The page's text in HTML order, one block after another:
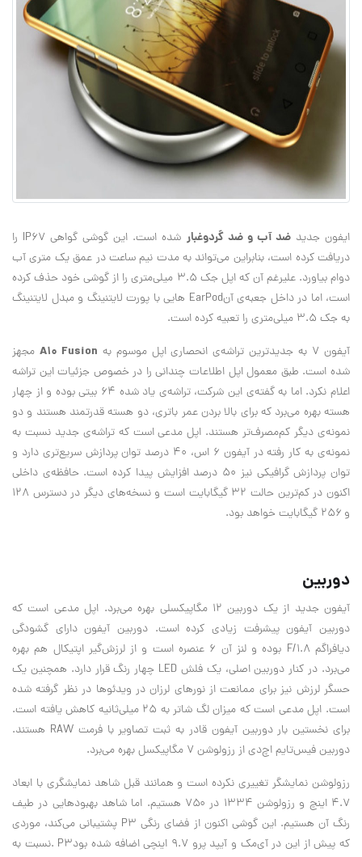
ایفون جدیدضد آب و ضد گردوغبار شده است. این گوشی گواهیIP67 را
دریافت کرده است، بنابراین می‌تواند به مدت نیم ساعت در عمق یک متری آب
دوام بیاورد. علیرغم آن که اپل جک ۳.۵ میلی‌متری را از گوشی خود حذف کرده
است، اما در داخل جعبه‌ی آنEarPod هایی با پورت لایتنینگ و مبدل لایتنینگ
به جک ۳.۵ میلی‌متری را تعبیه کرده است
.
آیفون 7 به جدیدترین تراشه‌ی انحصاری اپل موسوم به
A10 Fusion مجهز
شده است. طبق معمول اپل اطلاعات چندانی را در خصوص جزئیات این تراشه
اعلام نکرد. اما به گفته‌ی این شرکت، تراشه‌ی یاد شده ۶۴ بیتی بوده و از چهار
هسته بهره می‌برد که برای بالا بردن عمر باتری، دو هسته قدرتمند هستند و دو
نمونه‌ی دیگر کم‌مصرف‌تر هستند. اپل مدعی است که تراشه‌ی جدید نسبت به
نمونه‌ی به کار رفته در آیفون ۶ اس، ۴۰ درصد توان پردازش سریع‌تری دارد و
توان پردازش گرافیکی نیز ۵۰ درصد افزایش پیدا کرده است. حافظه‌ی داخلی
اکنون در کم‌ترین حالت ۳۲ گیگابایت است و نسخه‌های دیگر در دسترس ۱۲۸
و ۲۵۶ گیگابایت خواهد بود
.
دوربین
آیفون جدید از یک دوربین ۱۲ مگاپیکسلی بهره می‌برد. اپل مدعی است که
دوربین آیفون پیشرفت زیادی کرده است. دوربین آیفون دارای گشودگی
دیافراگمF/1.8
بوده و لنز آن ۶ عنصره است و از لرزش‌گیر اپتیکال هم بهره
می‌برد. در کنار دوربین اصلی، یک فلش LED چهار رنگ قرار دارد. همچنین یک
حسگر لرزش نیز برای ممانعت از نورهای لرزان در ویدئوها در نظر گرفته شده
است. اپل مدعی است که میزان لگ شاتر به ۲۵ میلی‌ثانیه کاهش یافته است.
برای نخستین بار دوربین آیفون قادر به ثبت تصاویر با فرمت RAW هستند.
دوربین فیس‌تایم اچ‌دی از رزولوشن ۷ مگاپیکسل بهره می‌برد
.
رزولوشن نمایشگر تغییری نکرده است و همانند قبل شاهد نمایشگری با ابعاد
۴.۷ اینچ و رزولوشن ۱۳۳۴ در ۷۵۰ هستیم. اما شاهد بهبودهایی در طیف
رنگ آن هستیم. این گوشی اکنون از فضای رنگیP3 پشتیبانی می‌کند، موردی
که پیش از این در آی‌مک و آیپد پرو ۹.۷ اینچی اضافه شده بود
. P3نسبت به